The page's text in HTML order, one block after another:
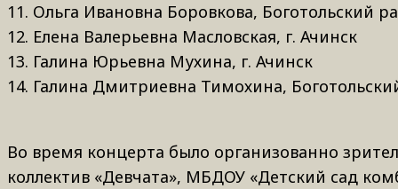
11. Ольга Ивановна Боровкова, Боготольский
12. Елена Валерьевна Масловская, г. Ачинск
13. Галина Юрьевна Мухина, г. Ачинск
14. Галина Дмитриевна Тимохина,
Во время концерта было организованно
коллектив «Девчата», МБДОУ «Детский сад